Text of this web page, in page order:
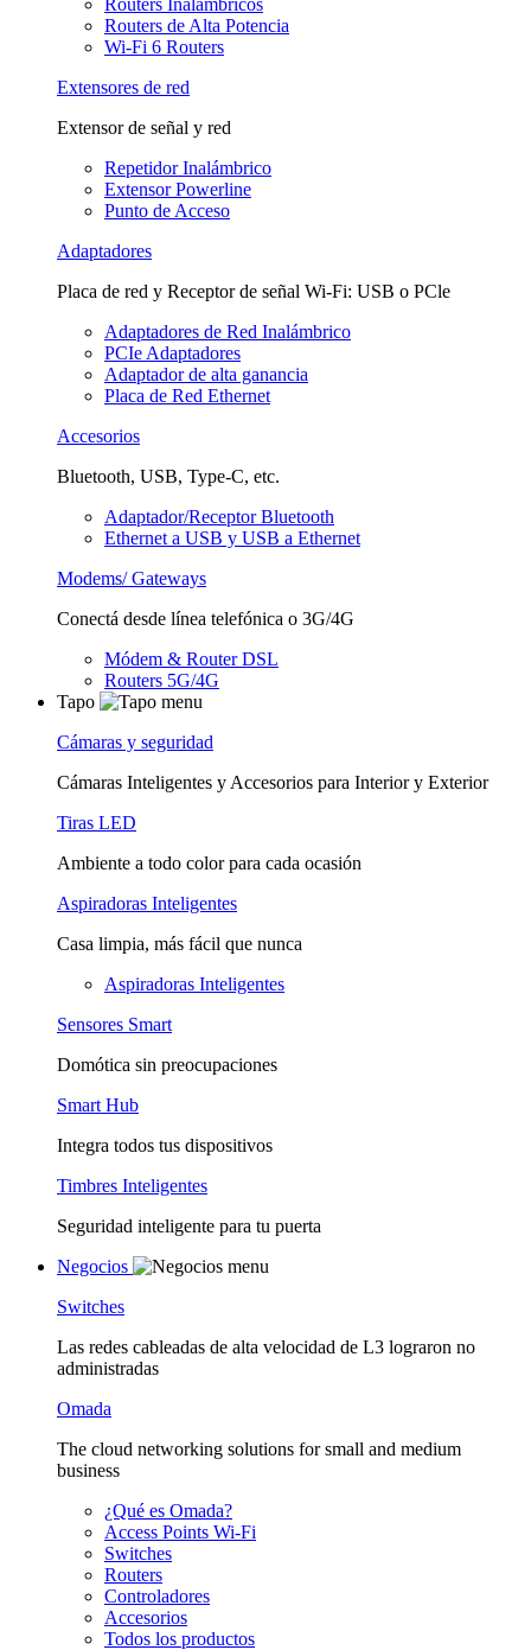
Routers Inalámbricos
Routers de Alta Potencia
Wi-Fi 6 Routers
Extensores de red
Extensor de señal y red
Repetidor Inalámbrico
Extensor Powerline
Punto de Acceso
Adaptadores
Placa de red y Receptor de señal Wi-Fi: USB o PCle
Adaptadores de Red Inalámbrico
PCIe Adaptadores
Adaptador de alta ganancia
Placa de Red Ethernet
Accesorios
Bluetooth, USB, Type-C, etc.
Adaptador/Receptor Bluetooth
Ethernet a USB y USB a Ethernet
Modems/ Gateways
Conectá desde línea telefónica o 3G/4G
Módem & Router DSL
Routers 5G/4G
Tapo
Cámaras y seguridad
Cámaras Inteligentes y Accesorios para Interior y Exterior
Tiras LED
Ambiente a todo color para cada ocasión
Aspiradoras Inteligentes
Casa limpia, más fácil que nunca
Aspiradoras Inteligentes
Sensores Smart
Domótica sin preocupaciones
Smart Hub
Integra todos tus dispositivos
Timbres Inteligentes
Seguridad inteligente para tu puerta
Negocios
Switches
Las redes cableadas de alta velocidad de L3 lograron no
administradas
Omada
The cloud networking solutions for small and medium
business
¿Qué es Omada?
Access Points Wi-Fi
Switches
Routers
Controladores
Accesorios
Todos los productos